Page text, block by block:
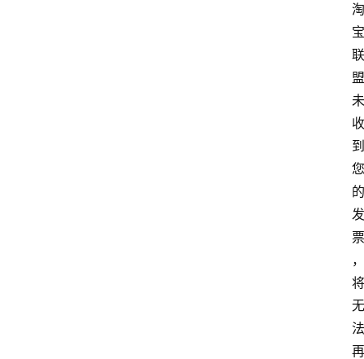
淘
宝
联
盟
未
收
到
您
的
发
票
，
将
无
法
再